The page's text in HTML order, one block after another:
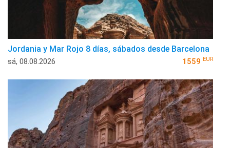
Jordania y Mar Rojo 8 días, sábados desde Barcelona
sá, 08.08.2026 1559 EUR